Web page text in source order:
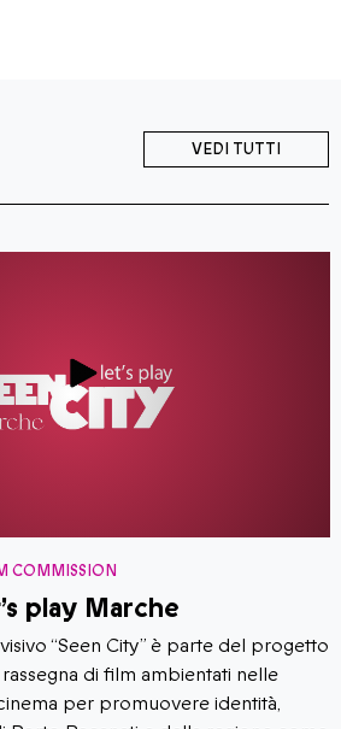
VEDI TUTTI
COMMISSION
play Marche
“Seen City” è parte del progetto
di film ambientati nelle
per promuovere identità,